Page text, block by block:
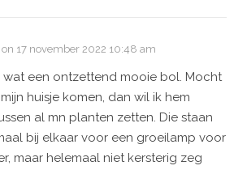
on 17 november 2022 10:48 am
wat een ontzettend mooie bol. Mocht
huisje komen, dan wil ik hem
al mn planten zetten. Die staan
bij elkaar voor een groeilamp voor
maar helemaal niet kersterig zeg